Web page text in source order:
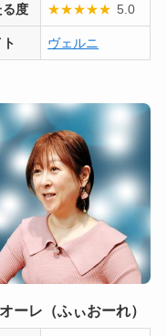
る度 ★★★★★ 5.0
ヴェルニ
ーレ（ふぃおーれ）